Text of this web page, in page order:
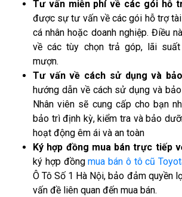
Tư vấn miễn phí về các gói hỗ
được sự tư vấn về các gói hỗ trợ
cá nhân hoặc doanh nghiệp. Điều
về các tùy chọn trả góp, lãi
mượn.
Tư vấn về cách sử dụng và
hướng dẫn về cách sử dụng và
Nhân viên sẽ cung cấp cho bạn
bảo trì định kỳ, kiểm tra và bảo
hoạt động êm ái và an toàn
Ký hợp đồng mua bán trực tiếp
ký hợp đồngmua bán ô tô cũ
Ô Tô Số 1 Hà Nội, bảo đảm quyền
vấn đề liên quan đến mua bán.